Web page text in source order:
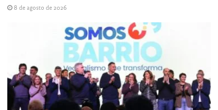
8 de agosto de 2026